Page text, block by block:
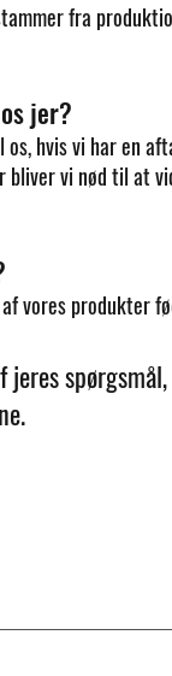
fra
jer?
hvis vi har en
vi nød til at
vores produkter